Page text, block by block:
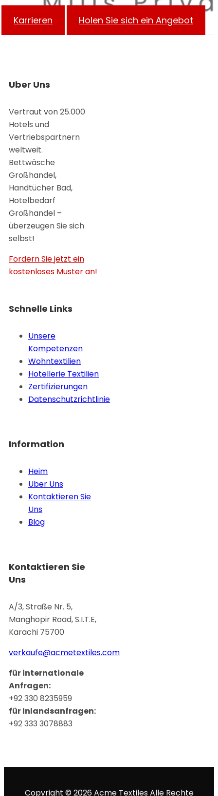
Karrieren Holen Sie sich ein Angebot
Uber Uns
Vertraut von 25.000
Hotels und
Vertriebspartnern
weltweit.
Bettwäsche
Großhandel,
Handtücher Bad,
Hotelbedarf
Großhandel –
überzeugen Sie sich
selbst!
Fordern Sie jetzt ein
kostenloses Muster an!
Schnelle Links
Unsere
Kompetenzen
Wohntextilien
Hotellerie Textilien
Zertifizierungen
Datenschutzrichtlinie
Information
Heim
Uber Uns
Kontaktieren Sie
Uns
Blog
Kontaktieren Sie
Uns
A/3, Straße Nr. 5,
Manghopir Road, S.I.T.E,
Karachi 75700
verkaufe@acmetextiles.com
für internationale
Anfragen:
+92 330 8235959
für Inlandsanfragen:
+92 333 3078883
Copyright © 2026 Acme Textiles Alle Rechte